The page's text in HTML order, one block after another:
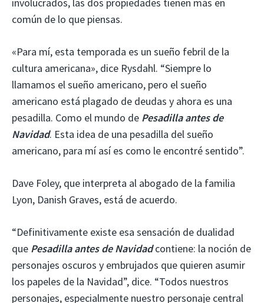
común de lo que piensas.
«Para mí, esta temporada es un sueño febril de la
cultura americana», dice Rysdahl. “Siempre lo
llamamos el sueño americano, pero el sueño
americano está plagado de deudas y ahora es una
pesadilla. Como el mundo de Pesadilla antes de
Navidad. Esta idea de una pesadilla del sueño
americano, para mí así es como le encontré sentido”.
Dave Foley, que interpreta al abogado de la familia
Lyon, Danish Graves, está de acuerdo.
“Definitivamente existe esa sensación de dualidad
que Pesadilla antes de Navidadcontiene: la noción de
personajes oscuros y embrujados que quieren asumir
los papeles de la Navidad”, dice. “Todos nuestros
personajes, especialmente nuestro personaje central